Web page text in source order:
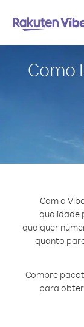
Como
Com o
qualidade
qualquer
quanto
Compre
para